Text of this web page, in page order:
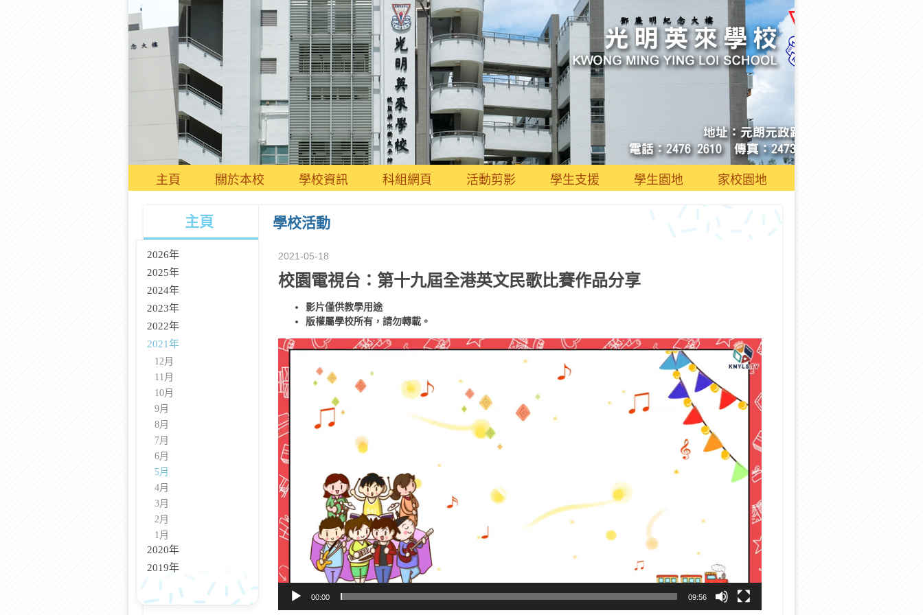
主頁 關於本校 學校資訊 科組網頁 活動剪影 學生支援 學生園地 家校園地
主頁 學校活動
2026年
2025年
2024年
2023年
2022年
2021年
12月
11月
10月
9月
8月
7月
6月
5月
4月
3月
2月
1月
2020年
2019年
2021-05-18
校園電視台：第十九屆全港英文民歌比賽作品分享
影片僅供教學用途
版權屬學校所有，請勿轉載。
視
播
放
器
00:00 09:56